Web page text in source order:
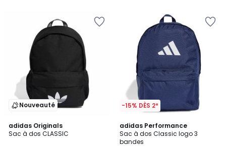
Nouveauté
adidas Originals
Sac à dos CLASSIC
4,6
/ 5
-15% DÈS 2*
adidas Performance
Sac à dos Classic logo 3
bandes
4,9
/ 5